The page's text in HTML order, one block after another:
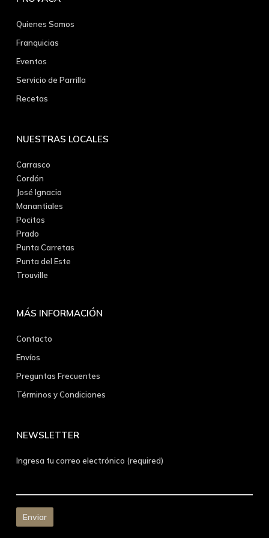
Quienes Somos
Franquicias
Eventos
Servicio de Parrilla
Recetas
NUESTRAS LOCALES
Carrasco
Cordón
José Ignacio
Manantiales
Pocitos
Prado
Punta Carretas
Punta del Este
Trouville
MÁS INFORMACIÓN
Contacto
Envíos
Preguntas Frecuentes
Términos y Condiciones
NEWSLETTER
Ingresa tu correo electrónico (required)